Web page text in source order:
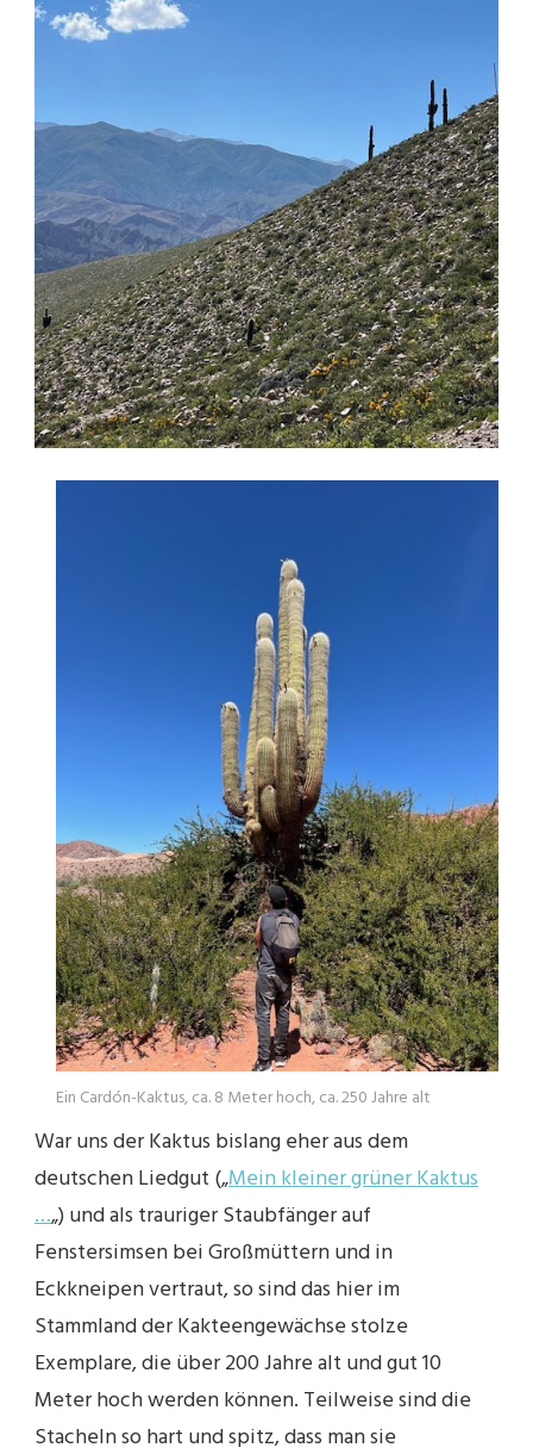
Ein Cardón-Kaktus, ca. 8 Meter hoch, ca. 250 Jahre alt
War uns der Kaktus bislang eher aus dem
deutschen Liedgut („Mein kleiner grüner Kaktus
…„) und als trauriger Staubfänger auf
Fenstersimsen bei Großmüttern und in
Eckkneipen vertraut, so sind das hier im
Stammland der Kakteengewächse stolze
Exemplare, die über 200 Jahre alt und gut 10
Meter hoch werden können. Teilweise sind die
Stacheln so hart und spitz, dass man sie